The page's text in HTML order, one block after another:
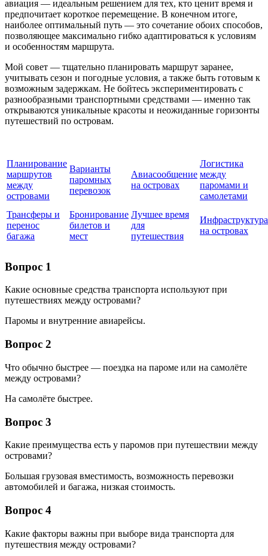
авиация — идеальным решением для тех, кто ценит время и
предпочитает короткое перемещение. В конечном итоге,
наиболее оптимальный путь — это сочетание обоих способов,
позволяющее максимально гибко адаптироваться к условиям
и особенностям маршрута.
Мой совет — тщательно планировать маршрут заранее,
учитывать сезон и погодные условия, а также быть готовым к
возможным задержкам. Не бойтесь экспериментировать с
разнообразными транспортными средствами — именно так
открываются уникальные красоты и неожиданные горизонты
путешествий по островам.
Планирование
маршрутов
между
островами
Варианты
паромных
перевозок
Авиасообщение
на островах
Логистика
между
паромами и
самолетами
Трансферы и
перенос
багажа
Бронирование
билетов и
мест
Лучшее время
для
путешествия
Инфраструктура
на островах
Вопрос 1
Какие основные средства транспорта используют при
путешествиях между островами?
Паромы и внутренние авиарейсы.
Вопрос 2
Что обычно быстрее — поездка на пароме или на самолёте
между островами?
На самолёте быстрее.
Вопрос 3
Какие преимущества есть у паромов при путешествии между
островами?
Большая грузовая вместимость, возможность перевозки
автомобилей и багажа, низкая стоимость.
Вопрос 4
Какие факторы важны при выборе вида транспорта для
путешествия между островами?